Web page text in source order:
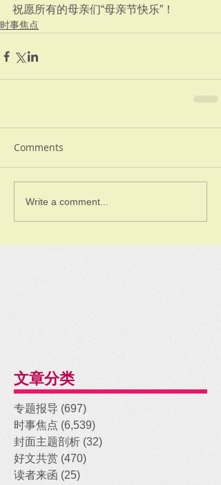
祝愿所有的母亲们“母亲节快乐”！
时事焦点
Comments
Write a comment...
文章分类
专题报导 (697)
时事焦点 (6,539)
封面主题剖析 (32)
好文共赏 (470)
读者来函 (25)